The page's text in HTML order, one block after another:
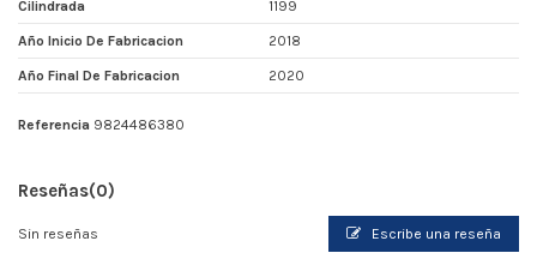
Cilindrada 1199
Año Inicio De Fabricacion 2018
Año Final De Fabricacion 2020
Referencia 9824486380
Reseñas(0)
Sin reseñas Escribe una reseña